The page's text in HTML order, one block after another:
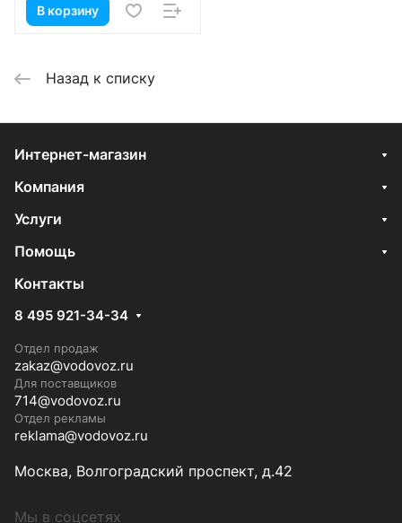
В корзину
Назад к списку
Интернет-магазин
Компания
Услуги
Помощь
Контакты
8 495 921-34-34
Отдел продаж
zakaz@vodovoz.ru
Для поставщиков
714@vodovoz.ru
Отдел рекламы
reklama@vodovoz.ru
Москва, Волгоградский проспект, д.42
Мы в соцсетях